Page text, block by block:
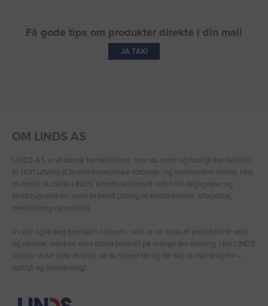
Få gode tips om produkter direkte i din mail
JA TAK!
OM LINDS AS
LINDS AS er et dansk handelsfirma, hvor du nemt og hurtigt kan bestille
et stort udvalg af branchespecifikke forbrugs- og servicevarer online. Hos
os finder du både LINDS′ kendte sortiment inden for dagligvarer og
landbrugsartikler, samt et bredt udvalg af kontorartikler, arbejdstøj,
beklædning og værktøj.
Vi står også bag brandet Lincozym, som er en serie af produkter til vask
og opvask, udviklet med omhu baseret på mange års erfaring. Hos LINDS
samler vi det hele ét sted, så du sparer tid og får det, du har brug for –
hurtigt og overskueligt.